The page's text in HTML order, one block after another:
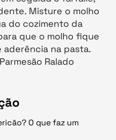
Misture o molho
do cozimento da
que o molho fique
aderência na pasta.
Ralado
O que faz um